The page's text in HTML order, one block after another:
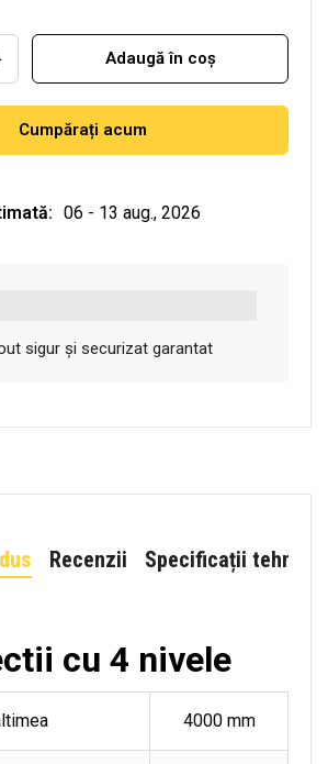
Adaugă în coș
Cumpărați acum
06 - 13 aug., 2026
sigur și securizat garantat
Recenzii Specificații tehnice
cu 4 nivele
4000 mm